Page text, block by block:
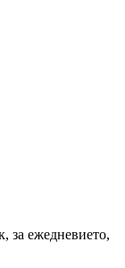
за ежедневието,